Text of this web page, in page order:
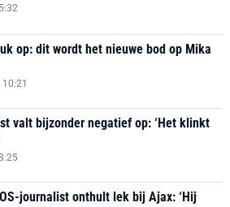
op: dit wordt het nieuwe bod op Mika
10:21
valt bijzonder negatief op: ‘Het klinkt
journalist onthult lek bij Ajax: ‘Hij